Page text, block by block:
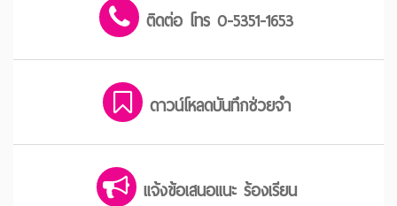
ติดต่อ โทร 0-5351-1653
ดาวน์โหลดบันทึกช่วยจำ
แจ้งข้อเสนอแนะ ร้องเรียน